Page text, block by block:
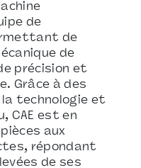
de
de
de
précision et
Grâce à des
la technologie et
CAE est en
aux
répondant
de ses